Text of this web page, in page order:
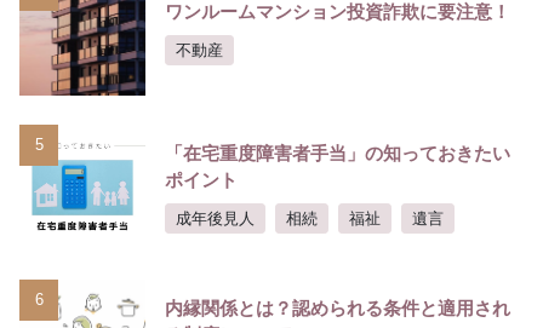
ワンルームマンション投資詐欺に要注意！
不動産
5
「在宅重度障害者手当」の知っておきたい
ポイント
成年後見人 相続 福祉 遺言
6
内縁関係とは？認められる条件と適用され